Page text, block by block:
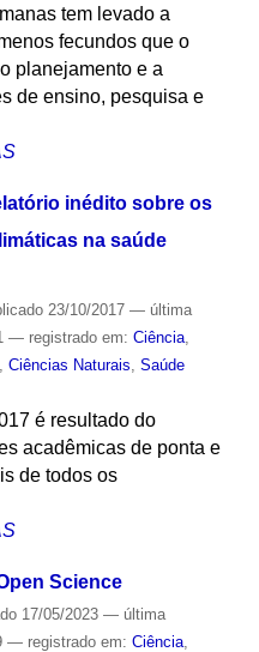
tem levado a
fecundos que o
planejamento e a
de ensino, pesquisa e
inédito sobre os
na saúde
23/10/2017 — última
— registrado em: Ciência,
, Ciências Naturais, Saúde
é resultado do
acadêmicas de ponta e
de todos os
Science
17/05/2023 — última
— registrado em: Ciência,